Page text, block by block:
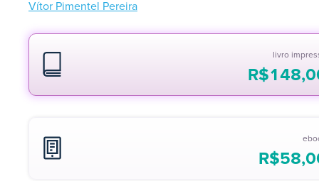
Vítor Pimentel Pereira
livro
R$
R$